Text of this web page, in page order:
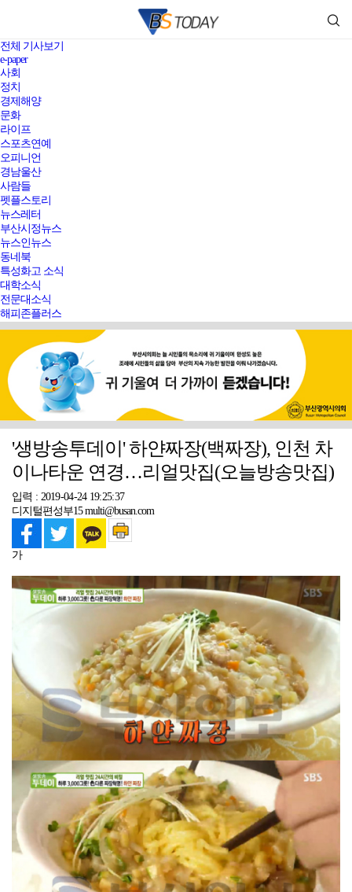
전체 기사보기
e-paper
사회
정치
경제해양
문화
라이프
스포츠연예
오피니언
경남울산
사람들
펫플스토리
뉴스레터
부산시정뉴스
뉴스인뉴스
동네북
특성화고 소식
대학소식
전문대소식
해피존플러스
'생방송투데이' 하얀짜장(백짜장), 인천 차
이나타운 연경…리얼맛집(오늘방송맛집)
입력 : 2019-04-24 19:25:37
디지털편성부15 multi@busan.com
가